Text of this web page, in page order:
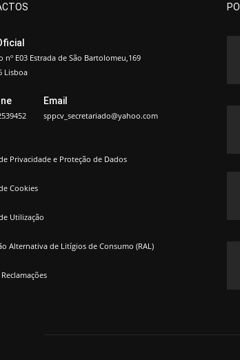
nº E03 Estrada de São Bartolomeu,169
Lisboa
Email
sppcv_secretariado@yahoo.com
Privacidade e Proteção de Dados
Cookies
Utilização
Alternativa de Litígios de Consumo (RAL)